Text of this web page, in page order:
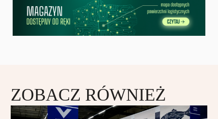
ZOBACZ RÓWNIEŻ